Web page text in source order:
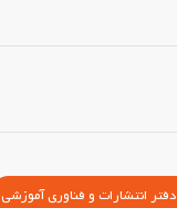
دفتر انتشارات و فناوری آموزشی